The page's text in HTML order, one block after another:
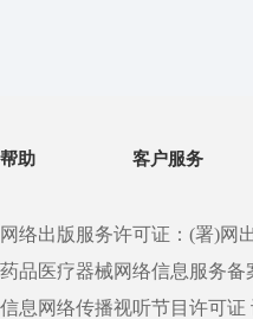
帮助 客户服务
网络出版服务许可证：(署)网
药品医疗器械网络信息服务备
信息网络传播视听节目许可证